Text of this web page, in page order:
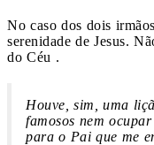
No caso dos dois
serenidade de Jesus.
do Céu .
Houve, sim, uma
famosos nem
para o Pai que me